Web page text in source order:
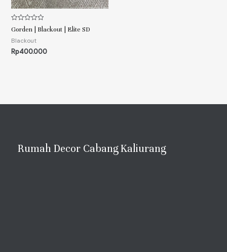
Rated
0
out
of
5
Gorden | Blackout | Elite SD
Blackout
Rp400.000
Rumah Decor Cabang Kaliurang